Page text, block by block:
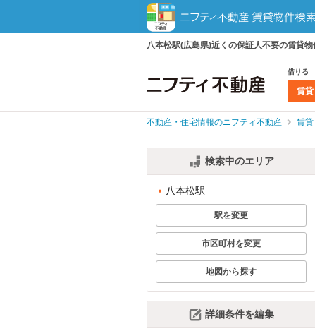
八本松駅(広島県)近くの保証人不要の賃貸
借りる
賃貸
不動産・住宅情報のニフティ不動産 賃貸
検索中のエリア
八本松駅
駅を変更
市区町村を変更
地図から探す
詳細条件を編集